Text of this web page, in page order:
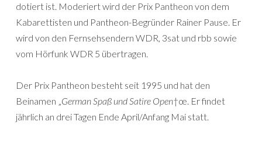
dotiert ist. Moderiert wird der Prix Pantheon von dem
Kabarettisten und Pantheon-Begründer Rainer Pause. Er
wird von den Fernsehsendern WDR, 3sat und rbb sowie
vom Hörfunk WDR 5 übertragen.
Der Prix Pantheon besteht seit 1995 und hat den
Beinamen „German Spaß und Satire Open†œ. Er findet
jährlich an drei Tagen Ende April/Anfang Mai statt.